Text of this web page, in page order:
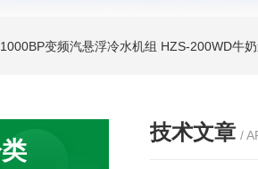
变频汽悬浮冷水机组 HZS-200WD牛
技术文章 /